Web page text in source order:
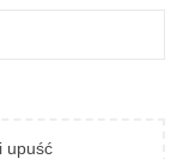
upuść